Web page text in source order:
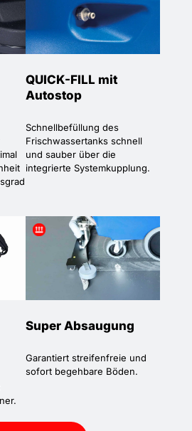
QUICK-FILL mit
Autostop
Schnellbefüllung des
Frischwassertanks schnell
und sauber über die
integrierte Systemkupplung.
Super Absaugung
Garantiert streifenfreie und
sofort begehbare Böden.